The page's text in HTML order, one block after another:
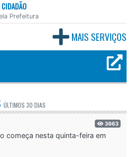
Prefeitura
MAIS SERVIÇOS
ÚLTIMOS 30 DIAS
3663
começa nesta quinta-feira em